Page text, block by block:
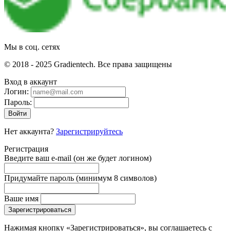
Мы в соц. сетях
© 2018 - 2025 Gradientech. Все права защищены
Вход в аккаунт
Логин:
Пароль:
Войти
Нет аккаунта? Зарегистрируйтесь
Регистрация
Введите ваш e-mail (он же будет логином)
Придумайте пароль (минимум 8 символов)
Ваше имя
Зарегистрироваться
Нажимая кнопку «Зарегистрироваться», вы соглашаетесь с